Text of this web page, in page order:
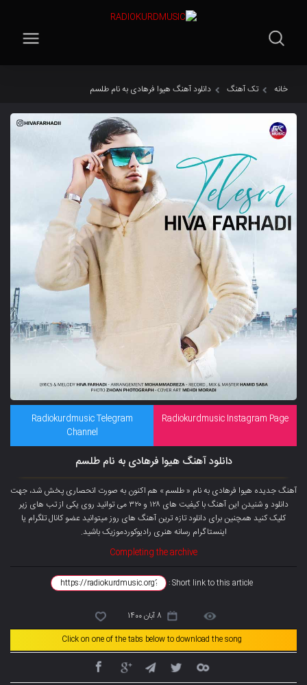
خانه تک آهنگ دانلود آهنگ هیوا فرهادی به نام طلسم
Radiokurdmusic Instagram Page
Radiokurdmusic Telegram
Channel
دانلود آهنگ هیوا فرهادی به نام طلسم
آهنگ جدیده هیوا فرهادی به نام « طلسم » هم اکنون به صورت انحصاری پخش شد، جهت
دانلود و شنیدن این آهنگ با کیفیت های ۱۲۸ و ۳۲۰ می توانید روی یکی از تب های زیر
کلیک کنید همچنین برای دانلود تازه ترین آهنگ های روز میتوانیدعضو کانال تلگرام یا
اینستاگرام رسانه هنری رادیوکوردموزیک باشید.
Completing the archive
Short link to this article :
8 آبان 1400
Click on one of the tabs below to download the song